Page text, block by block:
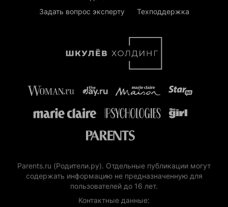
Задать вопрос эксперту
Техподдержка
Parents.ru (Родители.ру). Отдельные публикации могут
содержать информацию не предназначенную для
пользователей до 16 лет.
Контактные данные: